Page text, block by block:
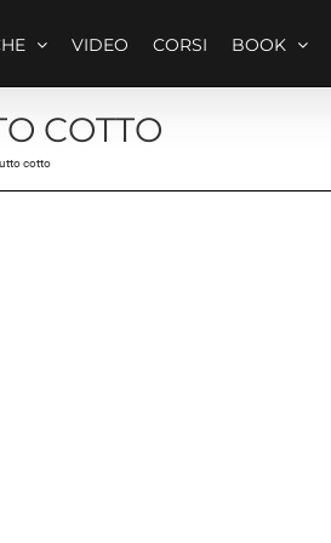
VIDEO CORSI BOOK
COTTO
cotto